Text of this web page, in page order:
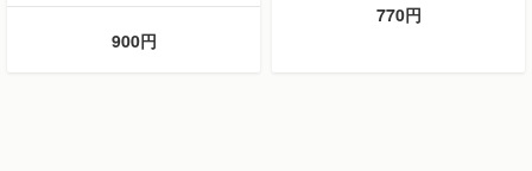
900円
770円